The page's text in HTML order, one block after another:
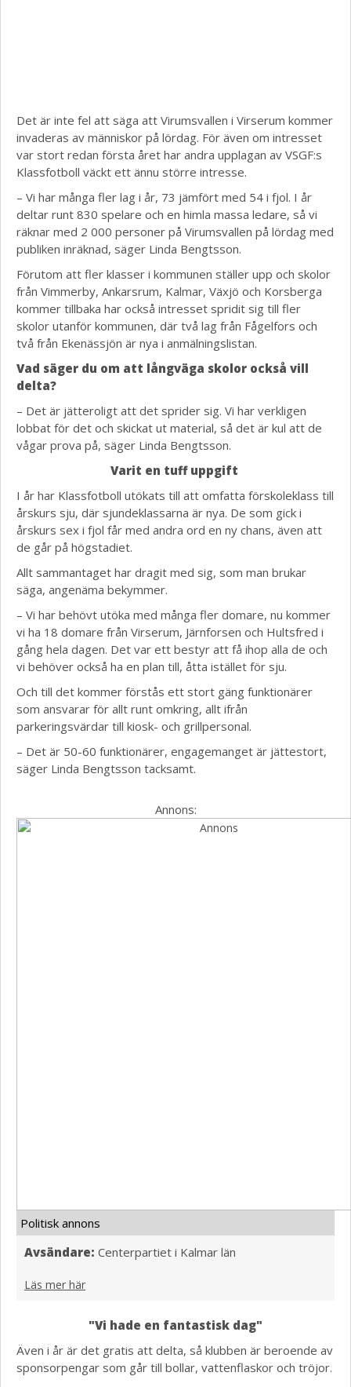
Det är inte fel att säga att Virumsvallen i Virserum kommer
invaderas av människor på lördag. För även om intresset
var stort redan första året har andra upplagan av VSGF:s
Klassfotboll väckt ett ännu större intresse.
– Vi har många fler lag i år, 73 jämfört med 54 i fjol. I år
deltar runt 830 spelare och en himla massa ledare, så vi
räknar med 2 000 personer på Virumsvallen på lördag med
publiken inräknad, säger Linda Bengtsson.
Förutom att fler klasser i kommunen ställer upp och skolor
från Vimmerby, Ankarsrum, Kalmar, Växjö och Korsberga
kommer tillbaka har också intresset spridit sig till fler
skolor utanför kommunen, där två lag från Fågelfors och
två från Ekenässjön är nya i anmälningslistan.
Vad säger du om att långväga skolor också vill
delta?
– Det är jätteroligt att det sprider sig. Vi har verkligen
lobbat för det och skickat ut material, så det är kul att de
vågar prova på, säger Linda Bengtsson.
Varit en tuff uppgift
I år har Klassfotboll utökats till att omfatta förskoleklass till
årskurs sju, där sjundeklassarna är nya. De som gick i
årskurs sex i fjol får med andra ord en ny chans, även att
de går på högstadiet.
Allt sammantaget har dragit med sig, som man brukar
säga, angenäma bekymmer.
– Vi har behövt utöka med många fler domare, nu kommer
vi ha 18 domare från Virserum, Järnforsen och Hultsfred i
gång hela dagen. Det var ett bestyr att få ihop alla de och
vi behöver också ha en plan till, åtta istället för sju.
Och till det kommer förstås ett stort gäng funktionärer
som ansvarar för allt runt omkring, allt ifrån
parkeringsvärdar till kiosk- och grillpersonal.
– Det är 50-60 funktionärer, engagemanget är jättestort,
säger Linda Bengtsson tacksamt.
Annons:
Politisk annons
Avsändare: Centerpartiet i Kalmar län
Läs mer här
"Vi hade en fantastisk dag"
Även i år är det gratis att delta, så klubben är beroende av
sponsorpengar som går till bollar, vattenflaskor och tröjor.